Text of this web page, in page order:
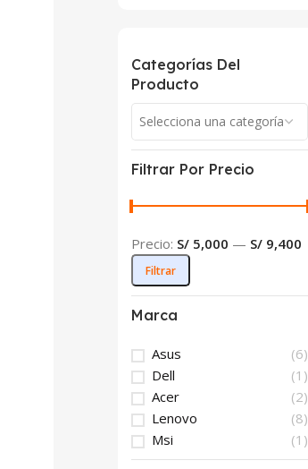
Categorías Del
Producto
Selecciona una categoría
Filtrar Por Precio
Filtrar
Precio: S/ 5,000 — S/ 9,400
Marca
Asus
(6)
Dell
(1)
Acer
(2)
Lenovo
(8)
Msi
(1)